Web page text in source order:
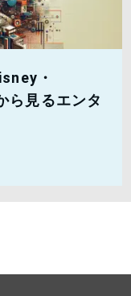
・
見るエンタ